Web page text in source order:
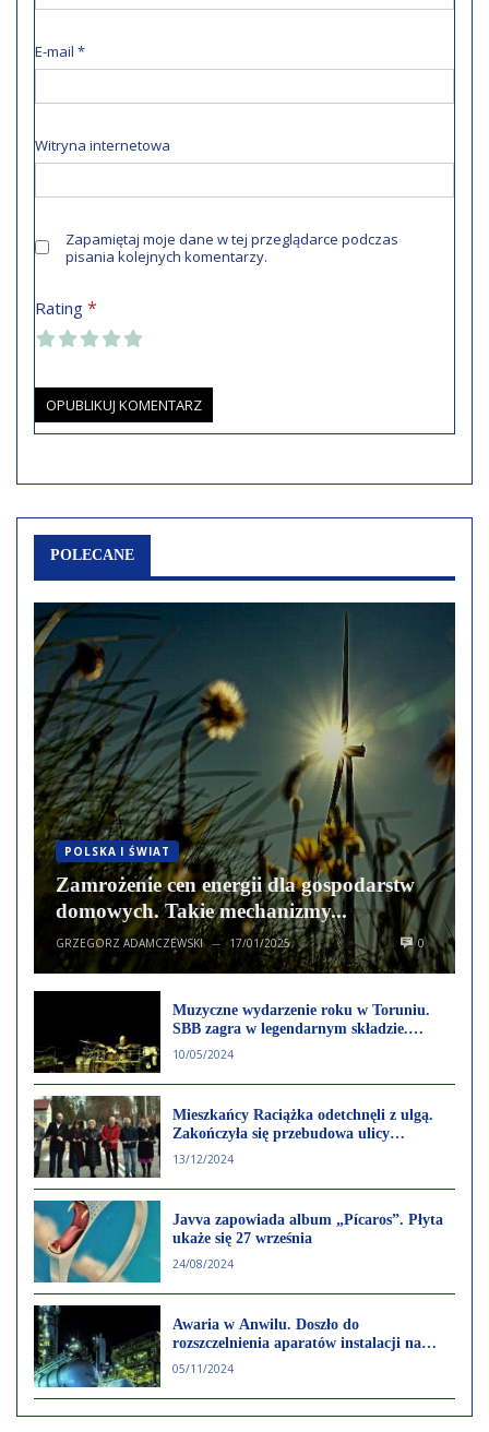
E-mail *
Witryna internetowa
Zapamiętaj moje dane w tej przeglądarce podczas
pisania kolejnych komentarzy.
Rating *
POLECANE
POLSKA I ŚWIAT
Zamrożenie cen energii dla gospodarstw
domowych. Takie mechanizmy...
GRZEGORZ ADAMCZEWSKI — 17/01/2025 0
Muzyczne wydarzenie roku w Toruniu.
SBB zagra w legendarnym składzie.
Posłuchaj zapowiedzi koncertu!
10/05/2024
Mieszkańcy Raciążka odetchnęli z ulgą.
Zakończyła się przebudowa ulicy
Zamkowej
13/12/2024
Javva zapowiada album „Pícaros”. Płyta
ukaże się 27 września
24/08/2024
Awaria w Anwilu. Doszło do
rozszczelnienia aparatów instalacji na
wydziale chlorku winylu.
05/11/2024